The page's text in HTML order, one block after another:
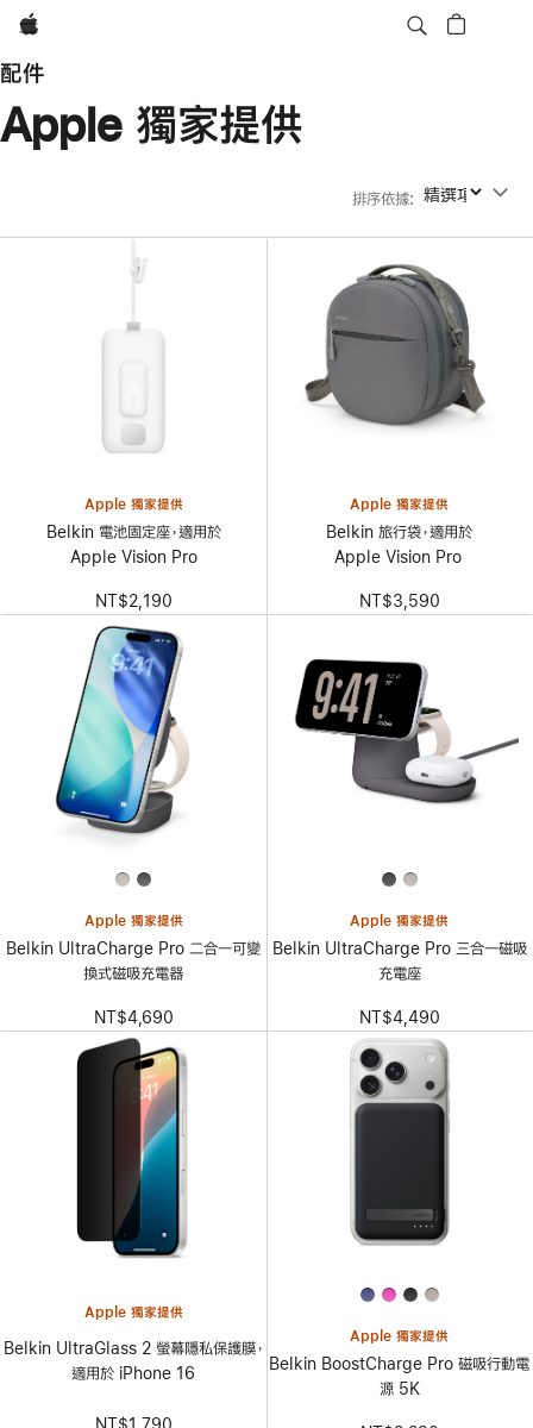
Apple
配件
Apple 獨家提供
排序依據: 排序依據
Apple 獨家提供
Belkin 電池固定座，適用於
Apple Vision Pro
NT$2,190
Apple 獨家提供
Belkin 旅行袋，適用於
Apple Vision Pro
NT$3,590
Apple 獨家提供
Belkin UltraCharge Pro 二合一可變
換式磁吸充電器
NT$4,690
Apple 獨家提供
Belkin UltraCharge Pro 三合一磁吸
充電座
NT$4,490
Apple 獨家提供
Belkin UltraGlass 2 螢幕隱私保護膜，
適用於 iPhone 16
NT$1,790
Apple 獨家提供
Belkin BoostCharge Pro 磁吸行動電
源 5K